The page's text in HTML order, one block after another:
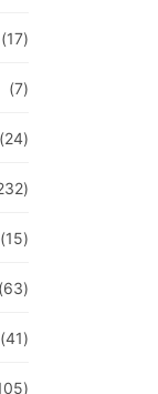
(17)
(7)
(24)
(15)
(63)
(41)